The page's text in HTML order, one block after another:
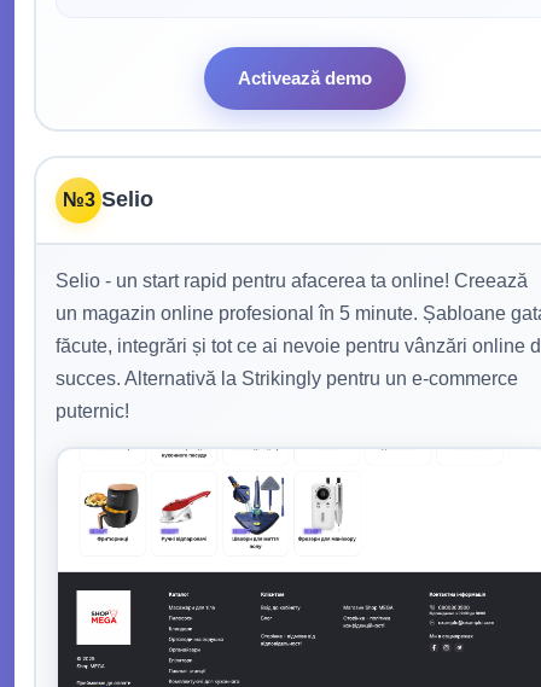
Activează demo
№3 Selio
Selio - un start rapid pentru afacerea ta online! Creează
un magazin online profesional în 5 minute. Șabloane
făcute, integrări și tot ce ai nevoie pentru vânzări online
succes. Alternativă la Strikingly pentru un e-commerce
puternic!